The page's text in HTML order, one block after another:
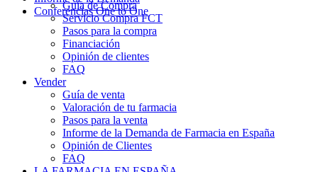
Guía de Compra
Servicio Compra FCT
Pasos para la compra
Financiación
Opinión de clientes
FAQ
Vender
Guía de venta
Valoración de tu farmacia
Pasos para la venta
Informe de la Demanda de Farmacia en España
Opinión de Clientes
FAQ
Conferencias One to One